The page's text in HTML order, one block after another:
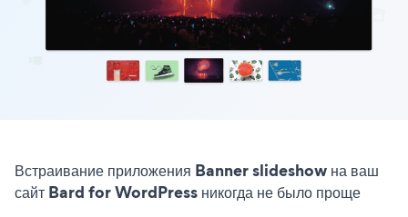
Встраивание приложения Banner slideshow на ваш
сайт Bard for WordPress никогда не было проще